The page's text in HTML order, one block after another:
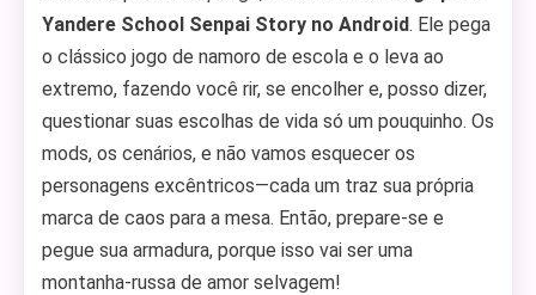
Yandere School Senpai Story no Android. Ele pega
o clássico jogo de namoro de escola e o leva ao
extremo, fazendo você rir, se encolher e, posso dizer,
questionar suas escolhas de vida só um pouquinho. Os
mods, os cenários, e não vamos esquecer os
personagens excêntricos—cada um traz sua própria
marca de caos para a mesa. Então, prepare-se e
pegue sua armadura, porque isso vai ser uma
montanha-russa de amor selvagem!